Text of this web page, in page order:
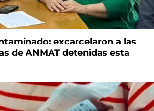
excarcelaron a las
de ANMAT detenidas esta